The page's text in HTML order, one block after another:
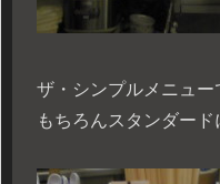
ザ・シンプルメニュー
もちろんスタンダード